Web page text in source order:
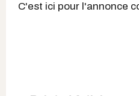
C'est ici pour l'annonce